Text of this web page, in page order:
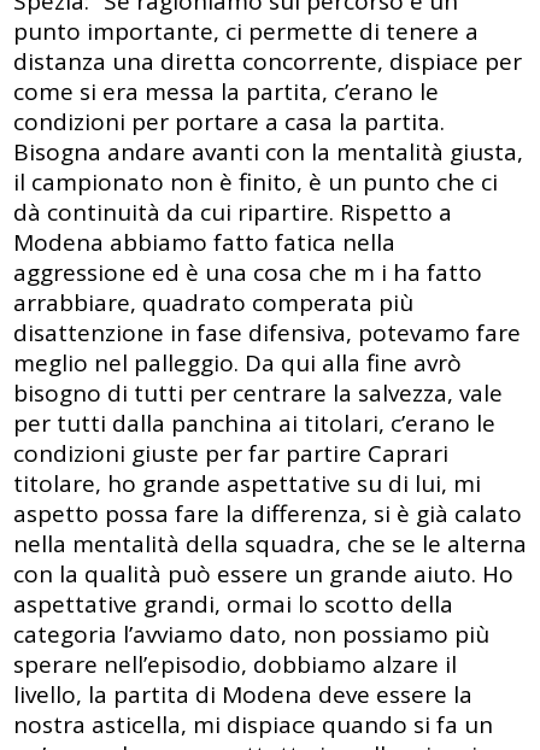
punto importante, ci permette di tenere a
distanza una diretta concorrente, dispiace per
come si era messa la partita, c’erano le
condizioni per portare a casa la partita.
Bisogna andare avanti con la mentalità giusta,
il campionato non è finito, è un punto che ci
dà continuità da cui ripartire. Rispetto a
Modena abbiamo fatto fatica nella
aggressione ed è una cosa che m i ha fatto
arrabbiare, quadrato comperata più
disattenzione in fase difensiva, potevamo fare
meglio nel palleggio. Da qui alla fine avrò
bisogno di tutti per centrare la salvezza, vale
per tutti dalla panchina ai titolari, c’erano le
condizioni giuste per far partire Caprari
titolare, ho grande aspettative su di lui, mi
aspetto possa fare la differenza, si è già calato
nella mentalità della squadra, che se le alterna
con la qualità può essere un grande aiuto. Ho
aspettative grandi, ormai lo scotto della
categoria l’avviamo dato, non possiamo più
sperare nell’episodio, dobbiamo alzare il
livello, la partita di Modena deve essere la
nostra asticella, mi dispiace quando si fa un